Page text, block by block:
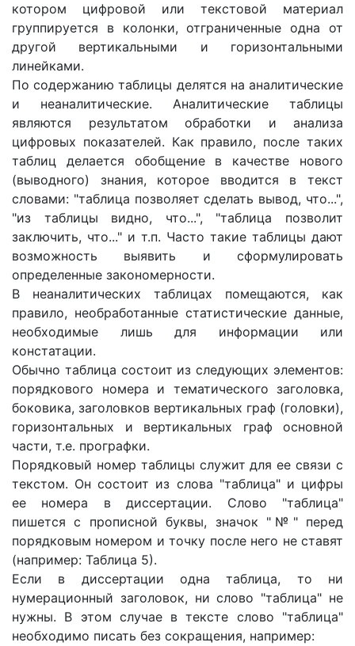
котором цифровой или текстовой материал
группируется в колонки, отграниченные одна от
другой вертикальными и горизонтальными
линейками.
По содержанию таблицы делятся на аналитические
и неаналитические. Аналитические таблицы
являются результатом обработки и анализа
цифровых показателей. Как правило, после таких
таблиц делается обобщение в качестве нового
(выводного) знания, которое вводится в текст
словами: "таблица позволяет сделать вывод, что...",
"из таблицы видно, что...", "таблица позволит
заключить, что..." и т.п. Часто такие таблицы дают
возможность выявить и сформулировать
определенные закономерности.
В неаналитических таблицах помещаются, как
правило, необработанные статистические данные,
необходимые лишь для информации или
констатации.
Обычно таблица состоит из следующих элементов:
порядкового номера и тематического заголовка,
боковика, заголовков вертикальных граф (головки),
горизонтальных и вертикальных граф основной
части, т.е. прографки.
Порядковый номер таблицы служит для ее связи с
текстом. Он состоит из слова "таблица" и цифры
ее номера в диссертации. Слово "таблица"
пишется с прописной буквы, значок "№" перед
порядковым номером и точку после него не ставят
(например: Таблица 5).
Если в диссертации одна таблица, то ни
нумерационный заголовок, ни слово "таблица" не
нужны. В этом случае в тексте слово "таблица"
необходимо писать без сокращения, например: